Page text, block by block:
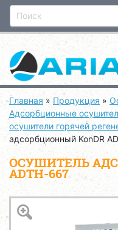
Главная » Продукция »
Адсорбционные
осушители горячей
адсорбционный KonDR
ОСУШИТЕЛЬ
ADTH-667